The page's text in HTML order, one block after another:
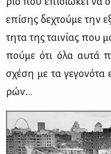
επί­σης δε­χτού­με την
τη­τα της ται­νί­ας που
πού­με ότι όλα αυ­τά
σχέ­ση με τα γε­γο­νό­τα
ρών…